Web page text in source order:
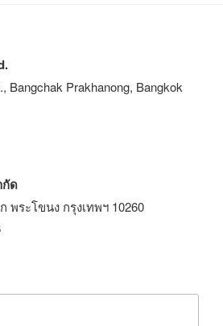
Bangchak Prakhanong, Bangkok
กัด
พระโขนง กรุงเทพฯ 10260